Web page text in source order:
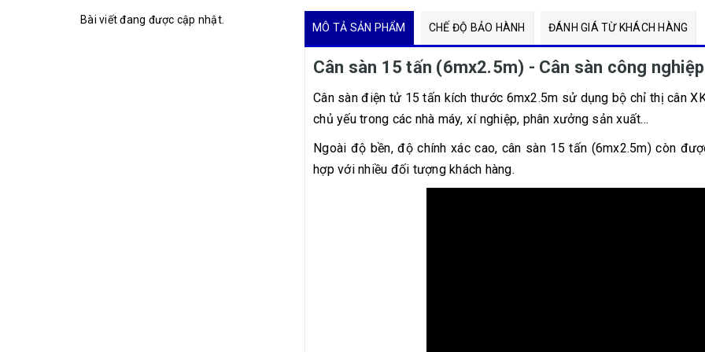
MÔ TẢ SẢN PHẨM CHẾ ĐỘ BẢO HÀNH ĐÁNH GIÁ TỪ KHÁCH HÀNG
Cân sàn 15 tấn (6mx2.5m) - Cân sàn công
Cân sàn điện tử 15 tấn kích thước 6mx2.5m sử dụng bộ chỉ thị cân
chủ yếu trong các nhà máy, xí nghiệp, phân xưởng sản xuất...
Ngoài độ bền, độ chính xác cao, cân sàn 15 tấn (6mx2.5m) còn
hợp với nhiều đối tượng khách hàng.
Bài viết đang được cập nhật.